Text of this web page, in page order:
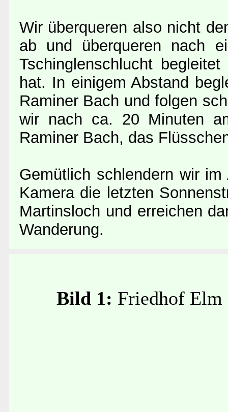
Wir überqueren also nicht
ab und überqueren nach
Tschinglenschlucht
hat. In einigem Abstand
Raminer Bach und folgen
wir nach ca. 20 Minuten
Raminer Bach, das
Gemütlich schlendern wir
Kamera die letzten
Martinsloch und erreichen
Wanderung.
Bild 1: Friedhof Elm